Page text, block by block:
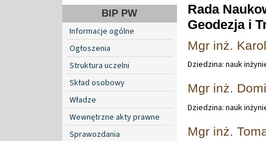
BIP PW
Informacje ogólne
Ogłoszenia
Struktura uczelni
Skład osobowy
Władze
Wewnętrzne akty prawne
Sprawozdania
Rada
Geodezja i
Mgr inż.
Dziedzina: nauk
Mgr inż.
Dziedzina: nauk
Mgr inż.